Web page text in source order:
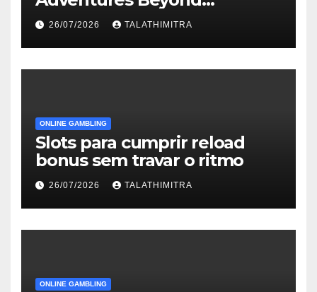
Wonderland που Στέκουν
26/07/2026 TALATHIMITRA
ONLINE GAMBLING
Slots para cumprir reload
bonus sem travar o ritmo
26/07/2026 TALATHIMITRA
ONLINE GAMBLING